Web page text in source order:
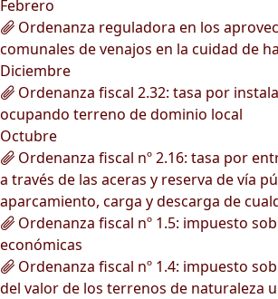
Febrero
Ordenanza reguladora en los
comunales de venajos en la cuidad de
Diciembre
Ordenanza fiscal 2.32: tasa por
ocupando terreno de dominio local
Octubre
Ordenanza fiscal nº 2.16: tasa por
a través de las aceras y reserva de vía
aparcamiento, carga y descarga de
Ordenanza fiscal nº 1.5: impuesto
económicas
Ordenanza fiscal nº 1.4: impuesto
del valor de los terrenos de naturaleza